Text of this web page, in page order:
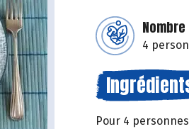
4
Pour 4 personnes